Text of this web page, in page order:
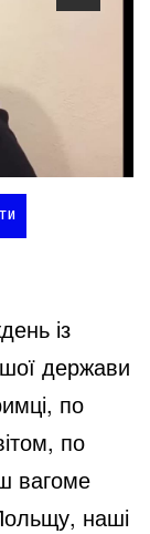
із
держави
по
по
вагоме
наші